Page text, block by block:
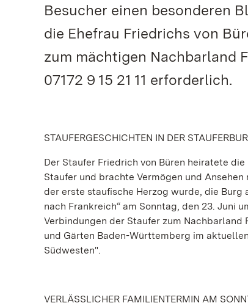
Besucher einen besonderen
die Ehefrau Friedrichs von
zum mächtigen Nachbarland
07172 9 15 21 11 erforderlich.
STAUFERGESCHICHTEN IN DER
Der Staufer Friedrich von Büren heiratete
Staufer und brachte Vermögen und
der erste staufische Herzog wurde, die Burg
nach Frankreich“ am Sonntag, den 23. Juni
Verbindungen der Staufer zum
und Gärten Baden-Württemberg im
Südwesten".
VERLÄSSLICHER FAMILIENTERMIN AM